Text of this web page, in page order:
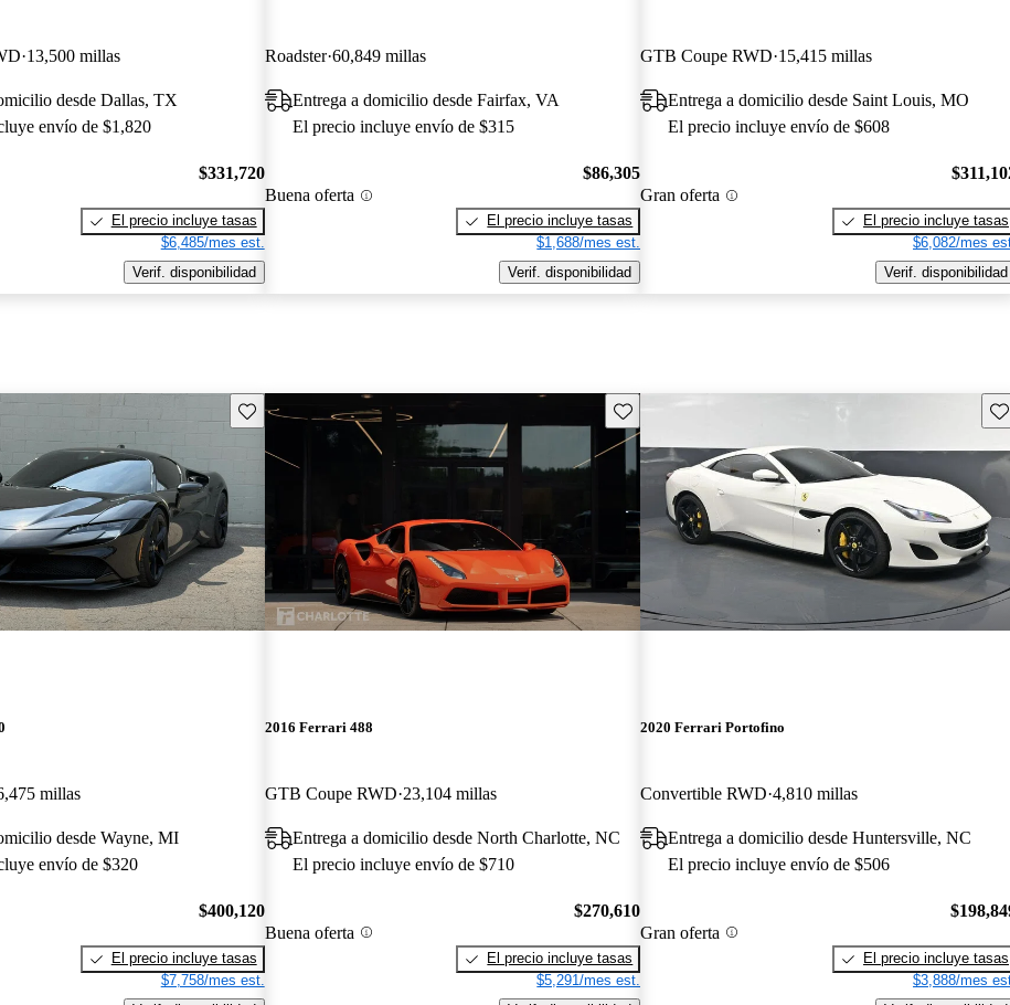
13,500 millas
desde Dallas, TX
envío de $1,820
$331,720
El precio incluye tasas
$6,485/mes est.
Verif. disponibilidad
Roadster 60,849 millas
Entrega a domicilio desde Fairfax, VA
El precio incluye envío de $315
Buena oferta
$86,305
El precio incluye tasas
$1,688/mes est.
Verif. disponibilidad
GTB Coupe RWD 15,415 millas
Entrega a domicilio desde Saint Louis, MO
El precio incluye envío de $608
Gran oferta
El precio incluye tasas
$6,082/mes
Verif. disponibilidad
Guarda este Aviso
millas
desde Wayne, MI
envío de $320
$400,120
El precio incluye tasas
$7,758/mes est.
Guarda este Aviso
2016 Ferrari 488
GTB Coupe RWD 23,104 millas
Entrega a domicilio desde North Charlotte, NC
El precio incluye envío de $710
Buena oferta
$270,610
El precio incluye tasas
$5,291/mes est.
2020 Ferrari Portofino
Convertible RWD 4,810 millas
Entrega a domicilio desde Huntersville, NC
El precio incluye envío de $506
Gran oferta
El precio incluye tasas
$3,888/mes